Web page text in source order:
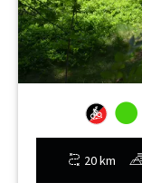
20 km